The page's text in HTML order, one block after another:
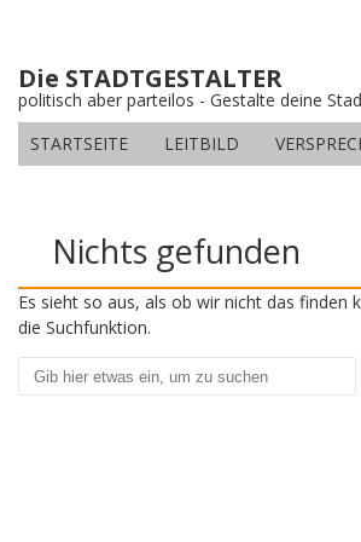
Die STADTGESTALTER
politisch aber parteilos - Gestalte deine
STARTSEITE
LEITBILD
Nichts gefunden
Es sieht so aus, als ob wir nicht das
die Suchfunktion.
Suchen